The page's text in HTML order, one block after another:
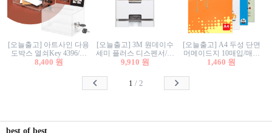
[오늘출고] 아트사인 다용
도박스 열쇠Key 4396/투
표함/건의함/모금함/응모
8,400 원
[오늘출고] 3M 원데이수
세미 플러스 디스펜서/소
프트수세미5매+강력수세
9,910 원
[오늘출고] A4 두성 단면
머메이드지 10매입/매직
터치/색지/색상지/색복사
칼라색지/고급복사지
1,460 원
1 / 2
best of best